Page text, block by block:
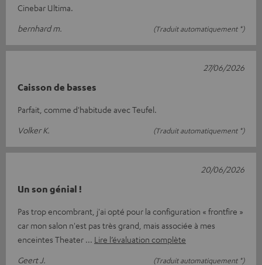
Cinebar Ultima.
bernhard m.
(Traduit automatiquement *)
Caisson de basses
Parfait, comme d'habitude avec Teufel.
Volker K.
(Traduit automatiquement *)
27/06/2026
Un son génial !
Pas trop encombrant, j'ai opté pour la configuration « frontfire »
car mon salon n'est pas très grand, mais associée à mes
enceintes Theater
Lire l’évaluation complète
Geert J.
(Traduit automatiquement *)
20/06/2026